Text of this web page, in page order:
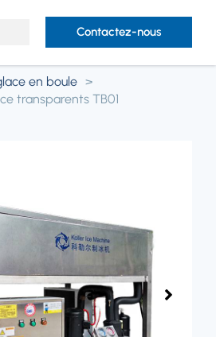
Contactez-nous
en boule >
transparents TB01